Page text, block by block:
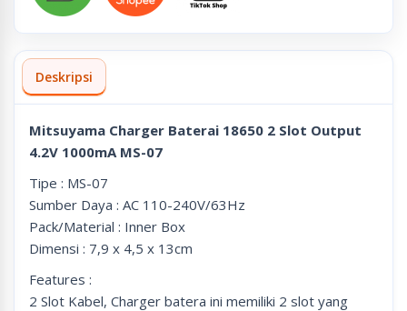
Deskripsi
Mitsuyama Charger Baterai 18650 2 Slot Output
4.2V 1000mA MS-07
Tipe : MS-07
Sumber Daya : AC 110-240V/63Hz
Pack/Material : Inner Box
Dimensi : 7,9 x 4,5 x 13cm
Features :
2 Slot Kabel, Charger batera ini memiliki 2 slot yang